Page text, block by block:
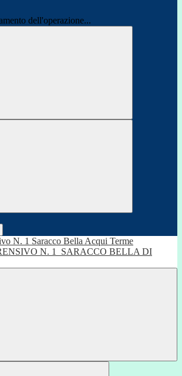
dell'operazione...
N. 1
SARACCO BELLA DI